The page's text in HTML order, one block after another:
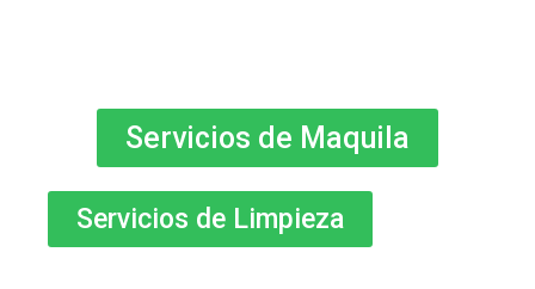
Servicios de Maquila
Servicios de Limpieza